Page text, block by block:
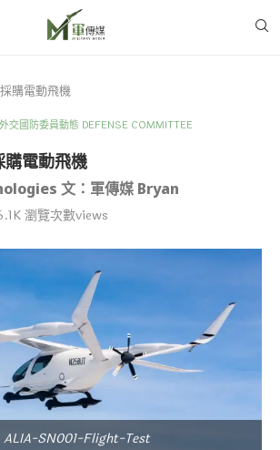
購電動飛機
外交國防委員動態 DEFENSE COMMITTEE
電動飛機
文：軍傳媒 Bryan
瀏覽次數views
ALIA-SN001-Flight-Test